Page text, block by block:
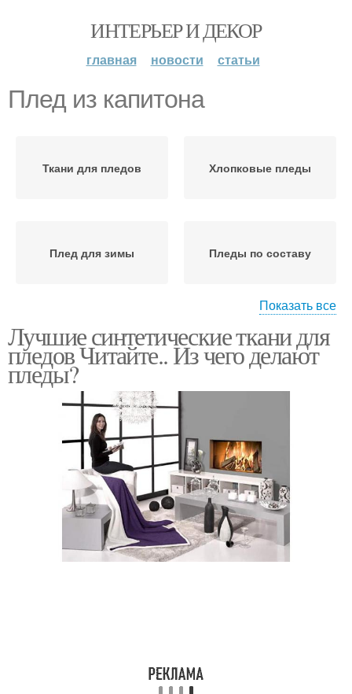
ИНТЕРЬЕР И ДЕКОР
главная новости статьи
Плед из капитона
Ткани для пледов Хлопковые пледы
Плед для зимы Пледы по составу
Ткань на плед Пледы из хлопка
Пледы из шерсти
Пледы из микрофибры Ткань для пледа
Показать все
Лучшие синтетические ткани для
пледов Читайте.. Из чего делают
пледы?